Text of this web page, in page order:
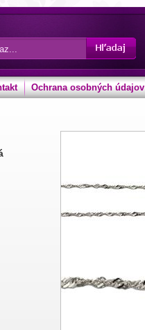
Ochrana osobných údajov